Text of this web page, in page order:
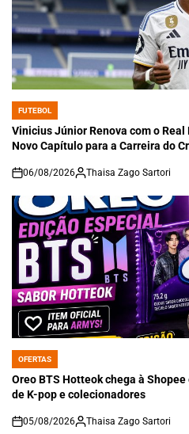
POSTED
IN
FUTEBOL
Vinicius Júnior Renova com o
Novo Capítulo para a Carreira do
on
06/08/2026 Thaisa Zago Sartori
POSTED
IN
OFERTAS
Oreo BTS Hotteok chega à
de K-pop e colecionadores
on
05/08/2026 Thaisa Zago Sartori